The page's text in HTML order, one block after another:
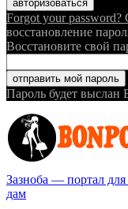
Forgot your password?
восстановление
Восстановите свой
Пароль будет выслан
Зазноба — портал
дам